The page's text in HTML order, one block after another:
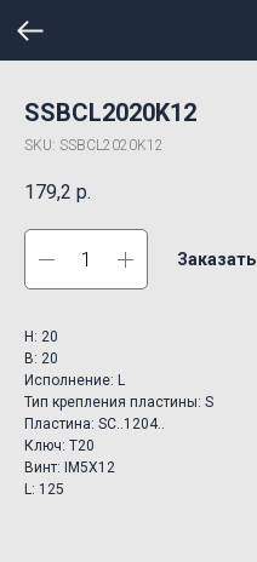
SSBCL2020K12
SKU: SSBCL2020K12
179,2 р.
Заказать
H: 20
B: 20
Исполнение: L
Тип крепления пластины: S
Пластина: SC..1204..
Ключ: T20
Винт: IM5X12
L: 125